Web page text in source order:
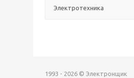
Электротехника
1993 - 2026 © Электронщик